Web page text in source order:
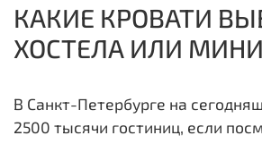
КАКИЕ КРОВАТИ
ХОСТЕЛА ИЛИ
В Санкт-Петербурге на
2500 тысячи гостиниц, если